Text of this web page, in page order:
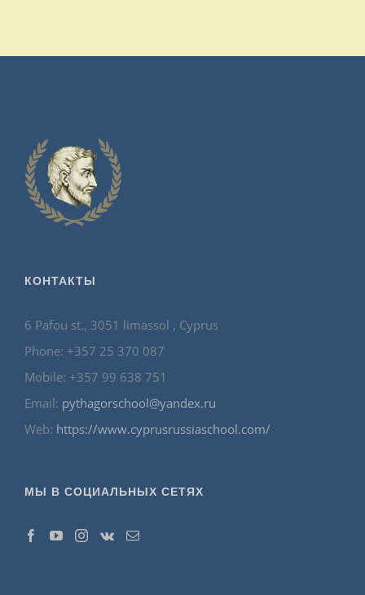
КОНТАКТЫ
6 Pafou st., 3051 limassol , Cyprus
Phone: +357 25 370 087
Mobile: +357 99 638 751
Email: pythagorschool@yandex.ru
Web: https://www.cyprusrussiaschool.com/
МЫ В СОЦИАЛЬНЫХ СЕТЯХ